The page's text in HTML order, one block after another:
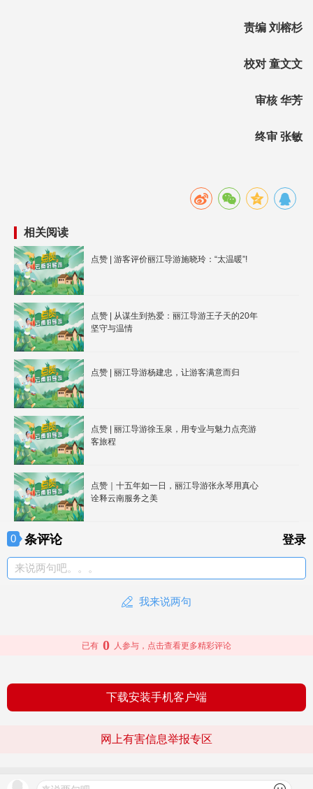
责编 刘榕杉
校对 童文文
审核 华芳
终审 张敏
相关阅读
点赞 | 游客评价丽江导游施晓玲：“太温暖”!
点赞 | 从谋生到热爱：丽江导游王子天的20年
坚守与温情
点赞 | 丽江导游杨建忠，让游客满意而归
点赞 | 丽江导游徐玉泉，用专业与魅力点亮游
客旅程
点赞｜十五年如一日，丽江导游张永琴用真心
诠释云南服务之美
0 条评论 登录
来说两句吧。。。
我来说两句
已有 0 人参与，点击查看更多精彩评论
下载安装手机客户端
网上有害信息举报专区
查看更多
© 2026 文旅头条 版权所有